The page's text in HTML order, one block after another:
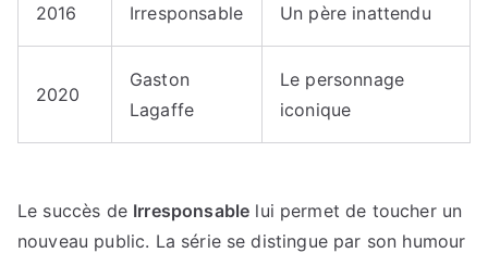
2016 Irresponsable Un père inattendu
2020
Gaston
Lagaffe
Le personnage
iconique
Le succès de Irresponsable lui permet de toucher un
nouveau public. La série se distingue par son humour